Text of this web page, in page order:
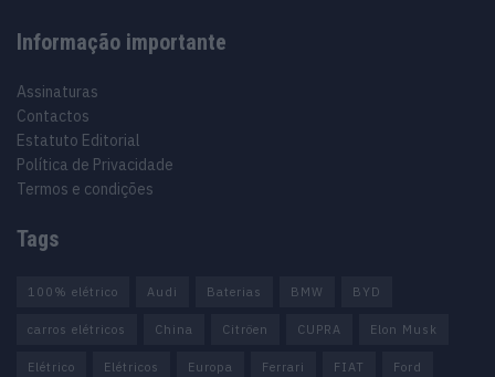
Informação importante
Assinaturas
Contactos
Estatuto Editorial
Política de Privacidade
Termos e condições
Tags
100% elétrico Audi Baterias BMW BYD
carros elétricos China Citröen CUPRA Elon Musk
Elétrico Elétricos Europa Ferrari FIAT Ford